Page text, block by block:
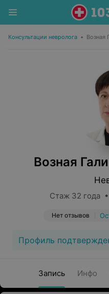
Консультации невролога • Возная
Возная
Стаж 32 года
Нет отзывов
Профиль
Запись Инфо